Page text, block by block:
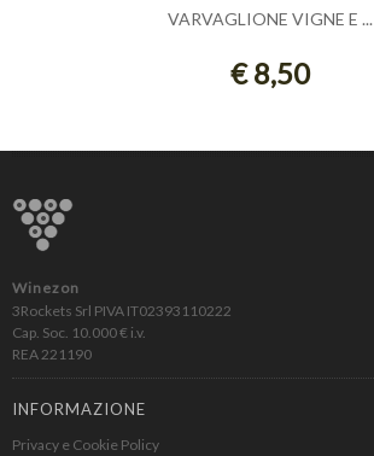
ESAURITO
VARVAGLIONE VIGNE E ...
€ 8,50
Winezon
3Rockets Srl PIVA IT02393110222
Cap. Soc. 10.000 € i.v.
REA 221190
INFORMAZIONE
Privacy e Cookie Policy